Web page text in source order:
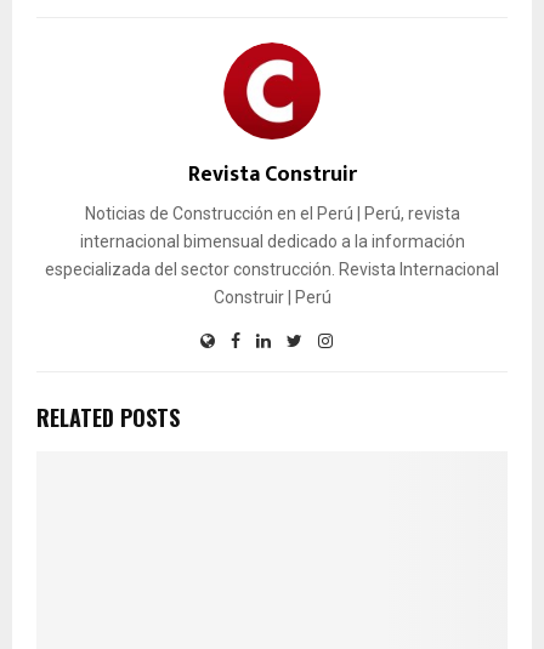
Revista Construir
Noticias de Construcción en el Perú | Perú, revista
internacional bimensual dedicado a la información
especializada del sector construcción. Revista Internacional
Construir | Perú
RELATED POSTS